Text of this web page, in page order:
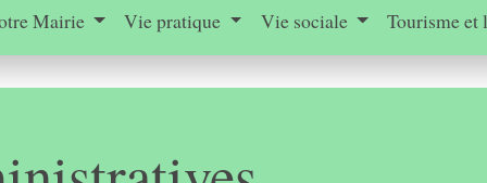
Mairie Vie pratique Vie sociale Tourisme et